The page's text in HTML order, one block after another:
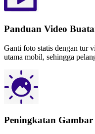
Panduan Video
Ganti foto statis dengan tur
utama mobil, sehingga
Peningkatan